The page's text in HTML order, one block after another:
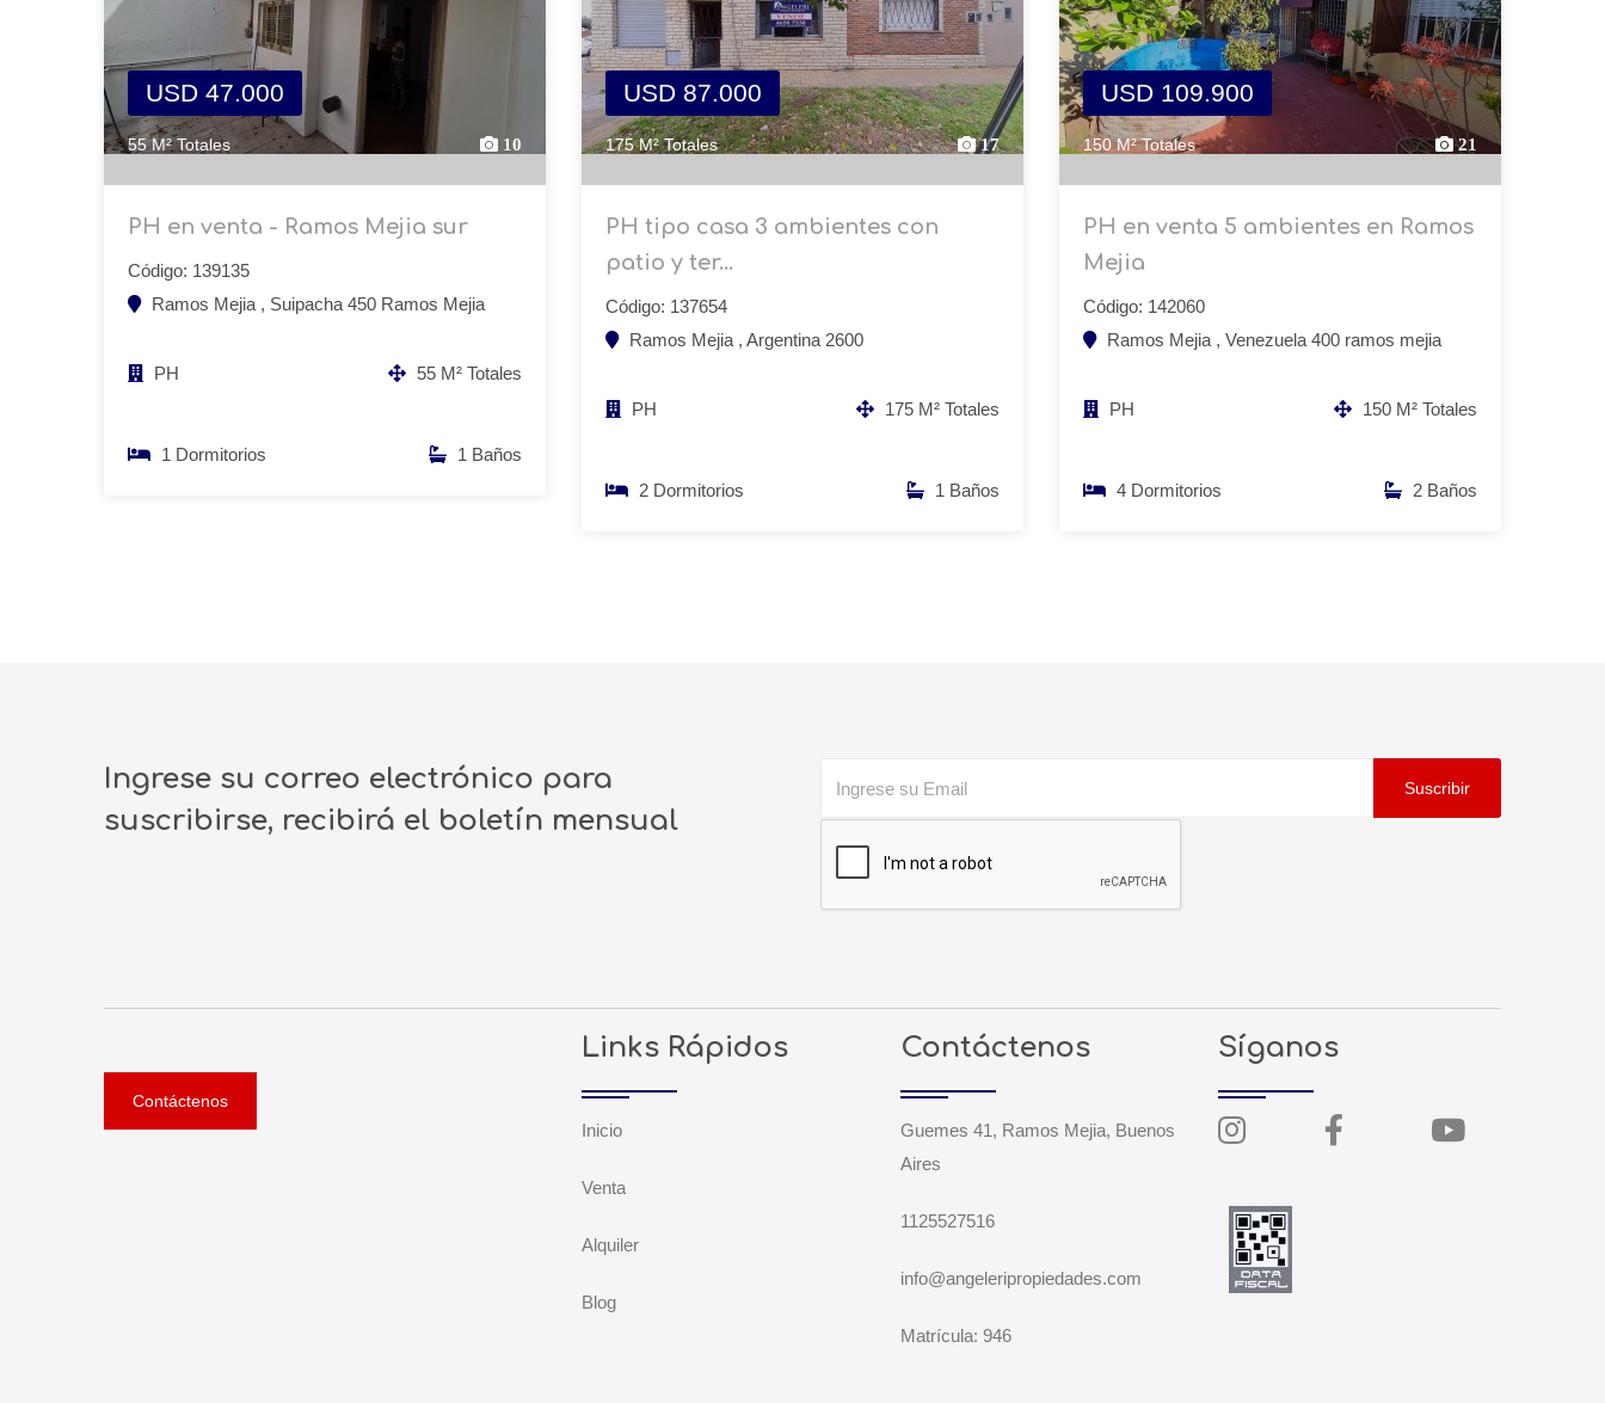
USD 47.000
55 M² Totales 10
PH en venta - Ramos Mejia sur
Código: 139135
Ramos Mejia , Suipacha 450 Ramos Mejia
PH 55 M² Totales
1 Dormitorios 1 Baños
USD 87.000
175 M² Totales 17
PH tipo casa 3 ambientes con
patio y ter...
Código: 137654
Ramos Mejia , Argentina 2600
PH 175 M² Totales
2 Dormitorios 1 Baños
USD 109.900
150 M² Totales 21
PH en venta 5 ambientes en Ramos
Mejia
Código: 142060
Ramos Mejia , Venezuela 400 ramos mejia
PH 150 M² Totales
4 Dormitorios 2 Baños
Ingrese su correo electrónico para
suscribirse, recibirá el boletín mensual
Suscribir
Contáctenos
Links Rápidos
Inicio
Venta
Alquiler
Blog
Contáctenos
Guemes 41, Ramos Mejia, Buenos
Aires
1125527516
info@angeleripropiedades.com
Matrícula: 946
Síganos